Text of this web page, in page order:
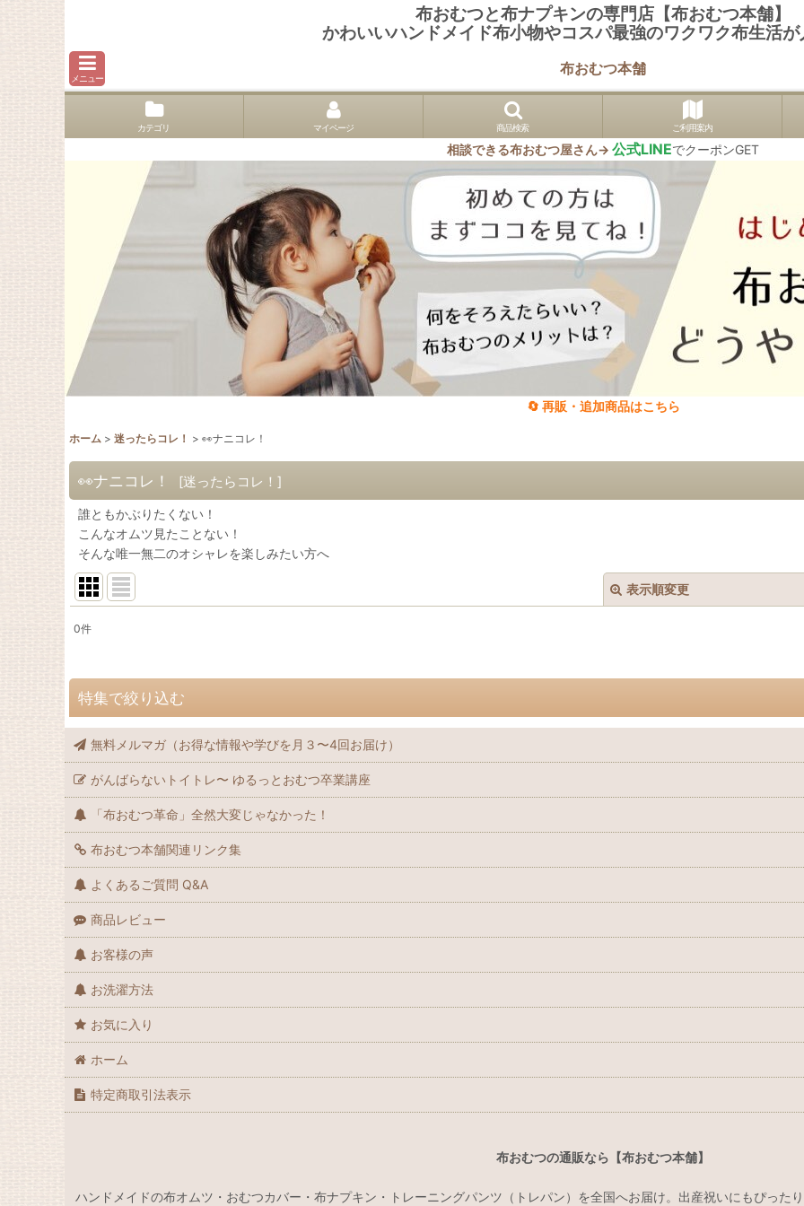
布おむつと布ナプキンの専門店【布おむつ本舗】
かわいいハンドメイド布小物やコスパ最強のワクワク布生活
メニュー
布おむつ本舗
カテゴリ マイページ 商品検索 ご利用案内
相談できる布おむつ屋さん→ 公式LINEでクーポンGET
🔄 再販・追加商品はこちら
ホーム > 迷ったらコレ！ > 👀ナニコレ！
👀ナニコレ！ [迷ったらコレ！ ]
誰ともかぶりたくない！
こんなオムツ見たことない！
そんな唯一無二のオシャレを楽しみたい方へ
表示順変更
在庫あり
0件
特集で絞り込む
🧸🌙大きいサイズ（2~7歳）おねしょ対策
🚚送料無料の商品
🚩トイトレ準備 スタート！
🔄再販しました
💨在庫限りとなります！お急ぎください
✨プレミアム（ブランド・デザイナーズ生地など）
👩ママとおそろい
👯 お揃いコーデできるもの
無料メルマガ（お得な情報や学びを月３〜4回お届け）
がんばらないトイトレ〜 ゆるっとおむつ卒業講座
「布おむつ革命」全然大変じゃなかった！
布おむつ本舗関連リンク集
よくあるご質問 Q&A
商品レビュー
お客様の声
お洗濯方法
お気に入り
ホーム
特定商取引法表示
布おむつの通販なら【布おむつ本舗】
ハンドメイドの布オムツ・おむつカバー・布ナプキン・トレーニングパンツ（トレパン）を全国へお届け。出産祝いにもぴった